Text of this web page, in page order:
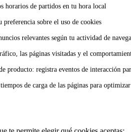
horarios de partidos en tu hora local
preferencia sobre el uso de cookies
relevantes según tu actividad de
las páginas visitadas y el
producto: registra eventos de interacción
de carga de las páginas para